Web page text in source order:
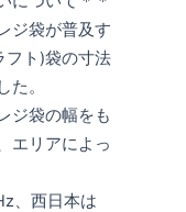
ジ袋が普及す
フト)袋の寸法
。
ジ袋の幅をも
エリアによっ
、西日本は